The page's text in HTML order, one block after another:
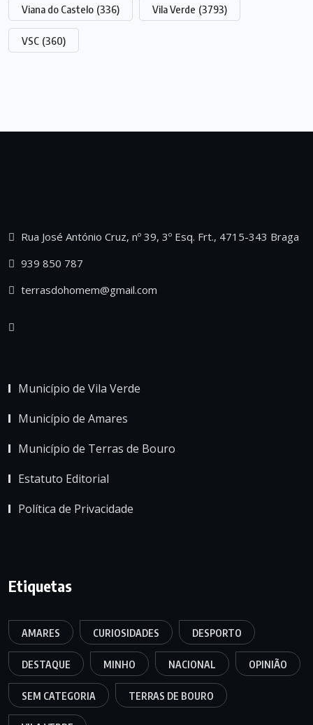
Viana do Castelo (336) Vila Verde (3793)
VSC (360)
Rua José António Cruz, nº 39, 3º Esq. Frt., 4715-343 Braga
939 850 787
terrasdohomem@gmail.com
Município de Vila Verde
Município de Amares
Município de Terras de Bouro
Estatuto Editorial
Política de Privacidade
Etiquetas
AMARES CURIOSIDADES DESPORTO
DESTAQUE MINHO NACIONAL OPINIÃO
SEM CATEGORIA TERRAS DE BOURO